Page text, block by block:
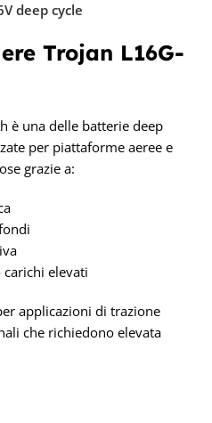
deep cycle
Trojan L16G-
è una delle batterie deep
per piattaforme aeree e
grazie a:
elevati
applicazioni di trazione
che richiedono elevata